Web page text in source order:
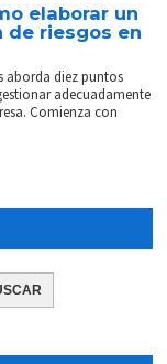
elaborar un
riesgos en
aborda diez puntos
adecuadamente
Comienza con